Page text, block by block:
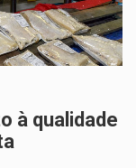
à qualidade